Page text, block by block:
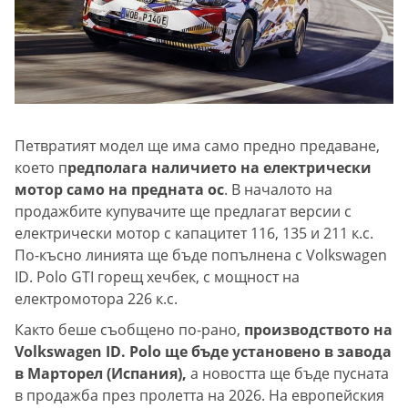
Петвратият модел ще има само предно предаване,
което предполага наличието на електрически
мотор само на предната ос. В началото на
продажбите купувачите ще предлагат версии с
електрически мотор с капацитет 116, 135 и 211 к.с.
По-късно линията ще бъде попълнена с Volkswagen
ID. Polo GTI горещ хечбек, с мощност на
електромотора 226 к.с.
Както беше съобщено по-рано, производството на
Volkswagen ID. Polo ще бъде установено в завода
в Марторел (Испания), а новостта ще бъде пусната
в продажба през пролетта на 2026. На европейския